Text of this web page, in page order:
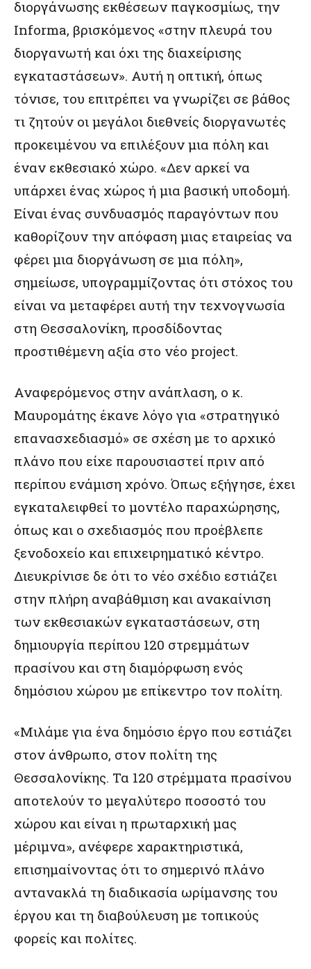
διοργάνωσης εκθέσεων παγκοσμίως, την
Informa, βρισκόμενος «στην πλευρά του
διοργανωτή και όχι της διαχείρισης
εγκαταστάσεων». Αυτή η οπτική, όπως
τόνισε, του επιτρέπει να γνωρίζει σε βάθος
τι ζητούν οι μεγάλοι διεθνείς διοργανωτές
προκειμένου να επιλέξουν μια πόλη και
έναν εκθεσιακό χώρο. «Δεν αρκεί να
υπάρχει ένας χώρος ή μια βασική υποδομή.
Είναι ένας συνδυασμός παραγόντων που
καθορίζουν την απόφαση μιας εταιρείας να
φέρει μια διοργάνωση σε μια πόλη»,
σημείωσε, υπογραμμίζοντας ότι στόχος του
είναι να μεταφέρει αυτή την τεχνογνωσία
στη Θεσσαλονίκη, προσδίδοντας
προστιθέμενη αξία στο νέο project.
Αναφερόμενος στην ανάπλαση, ο κ.
Μαυρομάτης έκανε λόγο για «στρατηγικό
επανασχεδιασμό» σε σχέση με το αρχικό
πλάνο που είχε παρουσιαστεί πριν από
περίπου ενάμιση χρόνο. Όπως εξήγησε, έχει
εγκαταλειφθεί το μοντέλο παραχώρησης,
όπως και ο σχεδιασμός που προέβλεπε
ξενοδοχείο και επιχειρηματικό κέντρο.
Διευκρίνισε δε ότι το νέο σχέδιο εστιάζει
στην πλήρη αναβάθμιση και ανακαίνιση
των εκθεσιακών εγκαταστάσεων, στη
δημιουργία περίπου 120 στρεμμάτων
πρασίνου και στη διαμόρφωση ενός
δημόσιου χώρου με επίκεντρο τον πολίτη.
«Μιλάμε για ένα δημόσιο έργο που εστιάζει
στον άνθρωπο, στον πολίτη της
Θεσσαλονίκης. Τα 120 στρέμματα πρασίνου
αποτελούν το μεγαλύτερο ποσοστό του
χώρου και είναι η πρωταρχική μας
μέριμνα», ανέφερε χαρακτηριστικά,
επισημαίνοντας ότι το σημερινό πλάνο
αντανακλά τη διαδικασία ωρίμανσης του
έργου και τη διαβούλευση με τοπικούς
φορείς και πολίτες.